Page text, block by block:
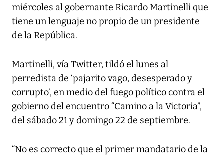
miércoles al gobernante Ricardo Martinelli que
tiene un lenguaje no propio de un presidente
de la República.
Martinelli, vía Twitter, tildó el lunes al
perredista de ‘pajarito vago, desesperado y
corrupto’, en medio del fuego político contra el
gobierno del encuentro “Camino a la Victoria”,
del sábado 21 y domingo 22 de septiembre.
“No es correcto que el primer mandatario de la